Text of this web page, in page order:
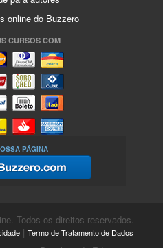
online do Buzzero
CURSOS COM
PÁGINA
Todos os direitos reservados.
| Termo de Tratamento de Dados